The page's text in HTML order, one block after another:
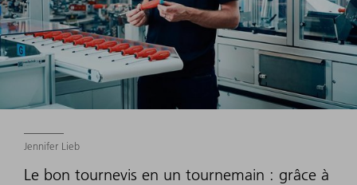
Jennifer Lieb
Le bon tournevis en un tournemain : grâce à